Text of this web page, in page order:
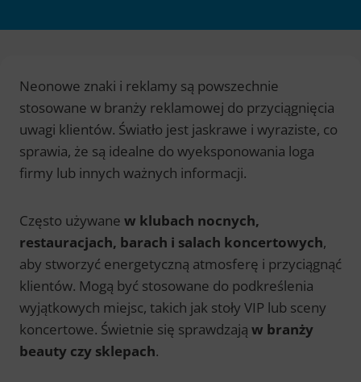
Neonowe znaki i reklamy są powszechnie
stosowane w branży reklamowej do przyciągnięcia
uwagi klientów. Światło jest jaskrawe i wyraziste, co
sprawia, że są idealne do wyeksponowania loga
firmy lub innych ważnych informacji.
Często używane w klubach nocnych,
restauracjach, barach i salach koncertowych,
aby stworzyć energetyczną atmosferę i przyciągnąć
klientów. Mogą być stosowane do podkreślenia
wyjątkowych miejsc, takich jak stoły VIP lub sceny
koncertowe. Świetnie się sprawdzają w branży
beauty czy sklepach.